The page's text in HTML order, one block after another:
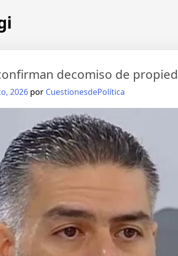
decomiso de
2026 por CuestionesdePolítica